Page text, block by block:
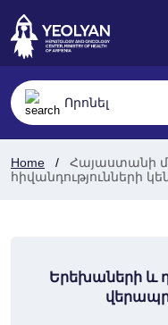
Home
Հայաստանի
հիվանդությունների
Երեխաների և